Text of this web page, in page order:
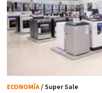
ECONOMÍA/ Super Sale